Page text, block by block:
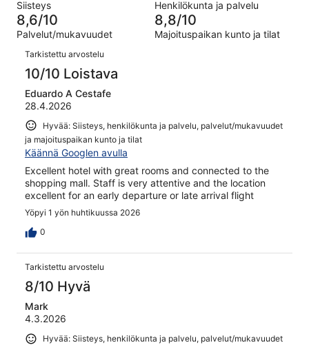
arvostelua
1007
arvostelua
25
kautta
1007
arvostelua
Siisteys Henkilökunta ja palvelu
8,6/10
Palvelut/mukavuudet
8,8/10
Majoituspaikan kunto ja tilat
Arvostelut
Tarkistettu arvostelu
10/10 Loistava
Eduardo A Cestafe
28.4.2026
Hyvää: Siisteys, henkilökunta ja palvelu, palvelut/mukavuudet
ja majoituspaikan kunto ja tilat
Käännä Googlen avulla
Excellent hotel with great rooms and connected to the
shopping mall. Staff is very attentive and the location
excellent for an early departure or late arrival flight
Yöpyi 1 yön huhtikuussa 2026
0
Tarkistettu arvostelu
8/10 Hyvä
Mark
4.3.2026
Hyvää: Siisteys, henkilökunta ja palvelu, palvelut/mukavuudet